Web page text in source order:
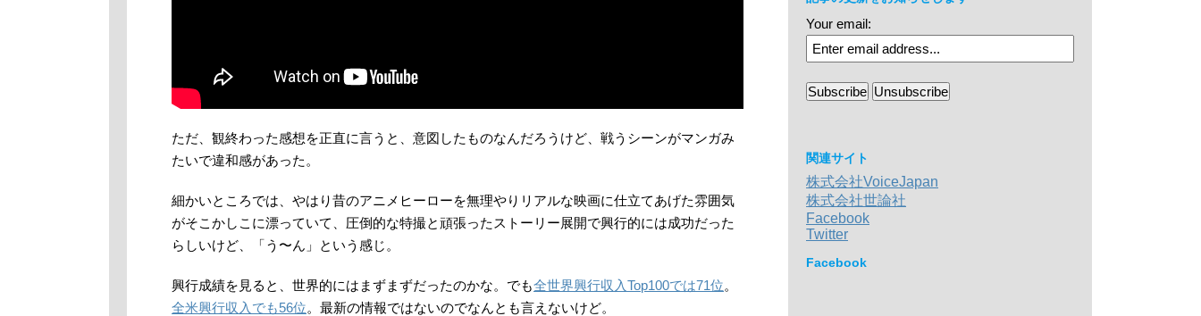
ただ、観終わった感想を正直に言うと、意図したものなんだろうけど、戦うシーンがマンガみ
たいで違和感があった。
細かいところでは、やはり昔のアニメヒーローを無理やりリアルな映画に仕立てあげた雰囲気
がそこかしこに漂っていて、圧倒的な特撮と頑張ったストーリー展開で興行的には成功だった
らしいけど、「う〜ん」という感じ。
興行成績を見ると、世界的にはまずまずだったのかな。でも全世界興行収入Top100では71位。
全米興行収入でも56位。最新の情報ではないのでなんとも言えないけど。
Your email:
関連サイト
株式会社VoiceJapan
株式会社世論社
Facebook
Twitter
Facebook